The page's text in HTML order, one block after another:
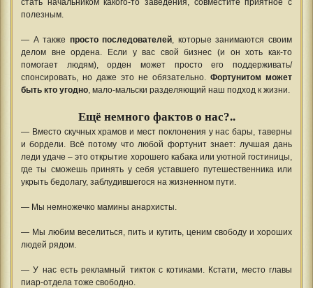
стать начальником какого-то заведения, совместите приятное с
полезным.
— А также просто последователей, которые занимаются своим
делом вне ордена. Если у вас свой бизнес (и он хоть как-то
помогает людям), орден может просто его поддерживать/
спонсировать, но даже это не обязательно. Фортунитом может
быть кто угодно, мало-мальски разделяющий наш подход к жизни.
Ещё немного фактов о нас?..
— Вместо скучных храмов и мест поклонения у нас бары, таверны
и бордели. Всё потому что любой фортунит знает: лучшая дань
леди удаче – это открытие хорошего кабака или уютной гостиницы,
где ты сможешь принять у себя уставшего путешественника или
укрыть бедолагу, заблудившегося на жизненном пути.
— Мы немножечко мамины анархисты.
— Мы любим веселиться, пить и кутить, ценим свободу и хороших
людей рядом.
— У нас есть рекламный тикток с котиками. Кстати, место главы
пиар-отдела тоже свободно.